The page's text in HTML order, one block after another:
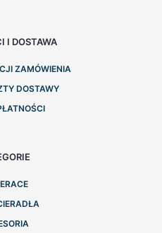
I DOSTAWA
ZAMÓWIENIA
DOSTAWY